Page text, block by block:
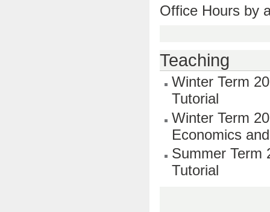
Office Hours by
Teaching
Winter Term
Tutorial
Winter Term
Economics
Summer Term
Tutorial